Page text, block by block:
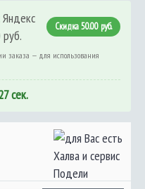
Скидка 50.00 руб.
заказа — для использования
сек.